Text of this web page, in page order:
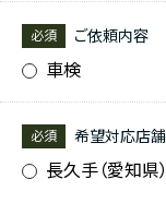
必須 ご依頼内容
車検
必須 希望対応店舗
長久手（愛知県）